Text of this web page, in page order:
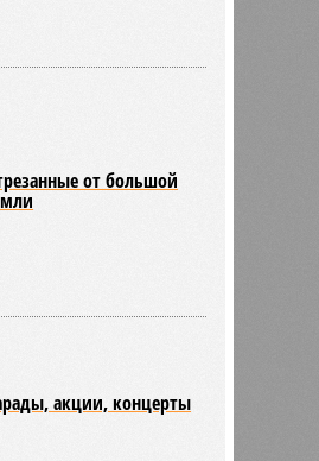
от большой
акции, концерты